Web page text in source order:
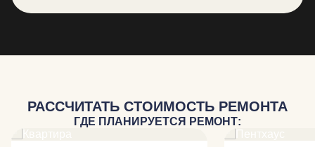
РАССЧИТАТЬ СТОИМОСТЬ РЕМОНТА
ГДЕ ПЛАНИРУЕТСЯ РЕМОНТ: